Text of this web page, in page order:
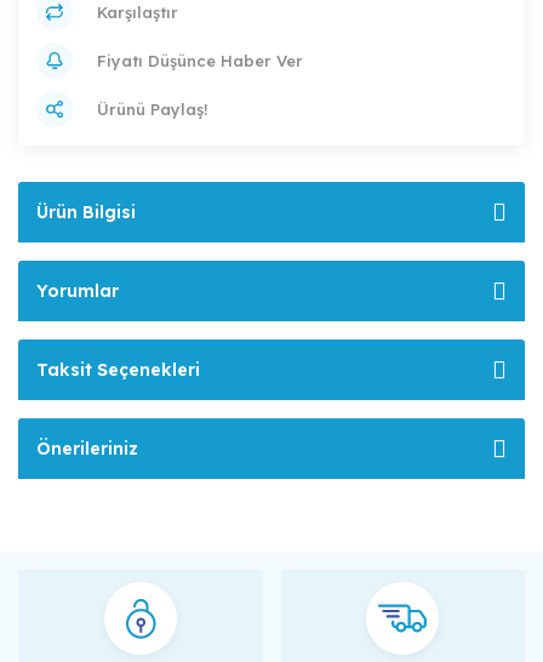
Karşılaştır
Fiyatı Düşünce Haber Ver
Ürünü Paylaş!
Ürün Bilgisi
Yorumlar
Taksit Seçenekleri
Önerileriniz